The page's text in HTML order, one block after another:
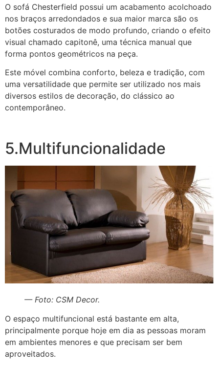
O sofá Chesterfield possui um acabamento acolchoado
nos braços arredondados e sua maior marca são os
botões costurados de modo profundo, criando o efeito
visual chamado capitonê, uma técnica manual que
forma pontos geométricos na peça.
Este móvel combina conforto, beleza e tradição, com
uma versatilidade que permite ser utilizado nos mais
diversos estilos de decoração, do clássico ao
contemporâneo.
5.Multifuncionalidade
— Foto: CSM Decor.
O espaço multifuncional está bastante em alta,
principalmente porque hoje em dia as pessoas moram
em ambientes menores e que precisam ser bem
aproveitados.